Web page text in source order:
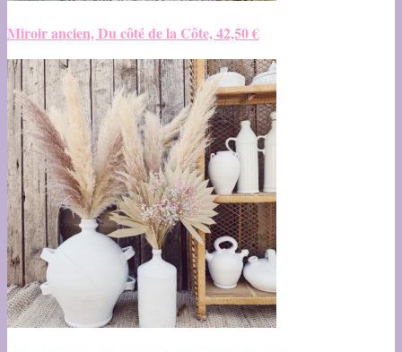
Miroir ancien, Du côté de la Côte, 42,50 €